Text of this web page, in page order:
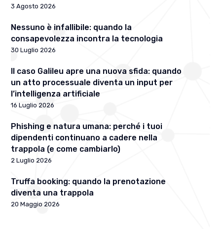
3 Agosto 2026
Nessuno è infallibile: quando la
consapevolezza incontra la tecnologia
30 Luglio 2026
Il caso Galileu apre una nuova sfida: quando
un atto processuale diventa un input per
l’intelligenza artificiale
16 Luglio 2026
Phishing e natura umana: perché i tuoi
dipendenti continuano a cadere nella
trappola (e come cambiarlo)
2 Luglio 2026
Truffa booking: quando la prenotazione
diventa una trappola
20 Maggio 2026